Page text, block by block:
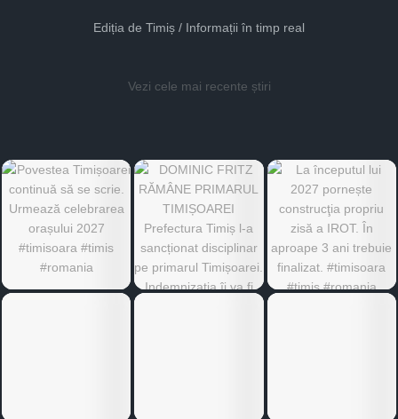
Ediția de Timiș / Informații în timp real
Vezi cele mai recente știri